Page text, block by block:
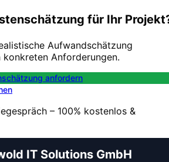
für Ihr
Aufwandschätzung
konkreten Anforderungen.
anfordern
– 100% kostenlos &
IT Solutions GmbH